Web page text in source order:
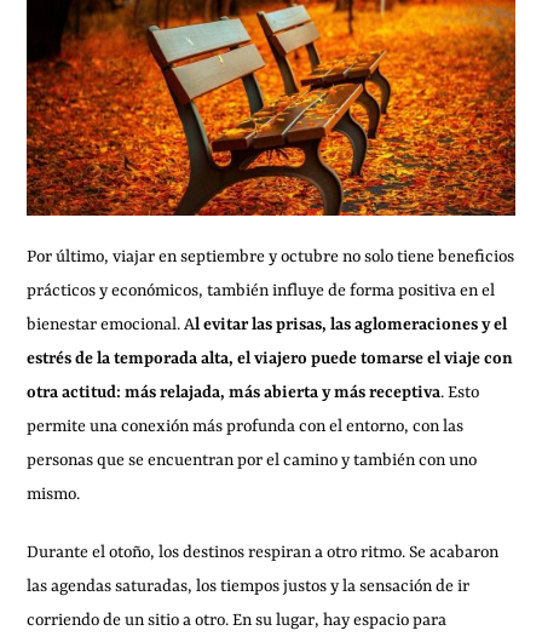
Por último, viajar en septiembre y octubre no solo tiene beneficios
prácticos y económicos, también influye de forma positiva en el
bienestar emocional. Al evitar las prisas, las aglomeraciones y el
estrés de la temporada alta, el viajero puede tomarse el viaje con
otra actitud: más relajada, más abierta y más receptiva. Esto
permite una conexión más profunda con el entorno, con las
personas que se encuentran por el camino y también con uno
mismo.
Durante el otoño, los destinos respiran a otro ritmo. Se acabaron
las agendas saturadas, los tiempos justos y la sensación de ir
corriendo de un sitio a otro. En su lugar, hay espacio para